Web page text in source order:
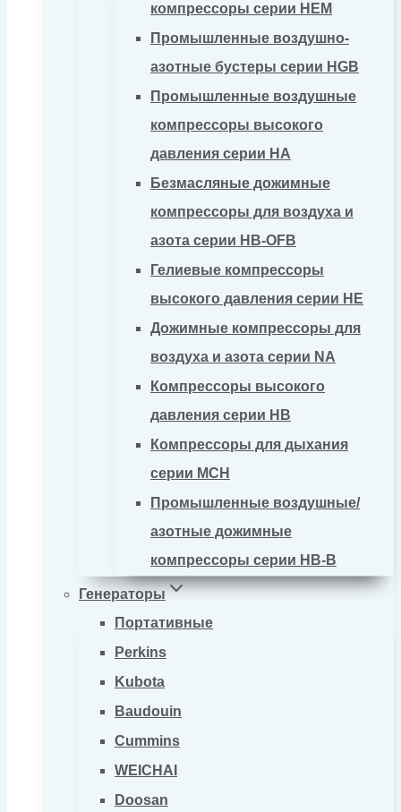
компрессоры серии HEM
Промышленные воздушно-
азотные бустеры серии HGB
Промышленные воздушные
компрессоры высокого
давления серии HA
Безмасляные дожимные
компрессоры для воздуха и
азота серии HB-OFB
Гелиевые компрессоры
высокого давления серии HE
Дожимные компрессоры для
воздуха и азота серии NA
Компрессоры высокого
давления серии HB
Компрессоры для дыхания
серии MCH
Промышленные воздушные/
азотные дожимные
компрессоры серии HB-B
Генераторы
Портативные
Perkins
Kubota
Baudouin
Cummins
WEICHAI
Doosan